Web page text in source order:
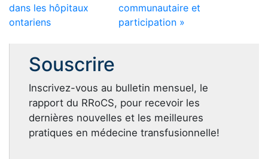
dans les hôpitaux
ontariens
communautaire et
participation »
Souscrire
Inscrivez-vous au bulletin mensuel, le
rapport du RRoCS, pour recevoir les
dernières nouvelles et les meilleures
pratiques en médecine transfusionnelle!